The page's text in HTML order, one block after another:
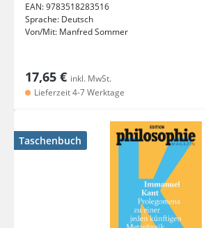
EAN:9783518283516
Sprache: Deutsch
Von/Mit: Manfred Sommer
17,65 € inkl. MwSt.
Lieferzeit 4-7 Werktage
Taschenbuch